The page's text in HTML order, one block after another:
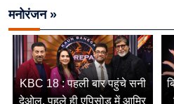
मनोरंजन »
KBC 18 : पहली बार पहुंचे सनी
देओल, पहले ही एपिसोड में आमिर